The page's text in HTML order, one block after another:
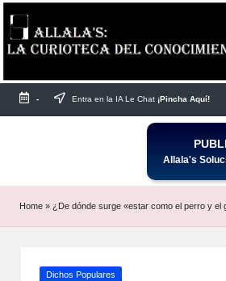
Saltar
al
- Entra en la IA Le Chat ¡Pincha Aquí!
Allala's
Home » ¿De dónde surge «estar como el perro y el
Publicada
Dichos Populares